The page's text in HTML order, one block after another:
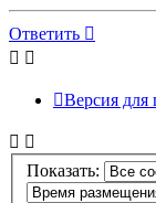
началу
Ответить
Версия для
Показать: